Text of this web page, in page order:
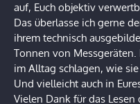
auf, Euch objektiv
Das überlasse ich gerne
ihrem technisch
Tonnen von
im Alltag schlagen, wie
Und vielleicht auch in
Vielen Dank für das